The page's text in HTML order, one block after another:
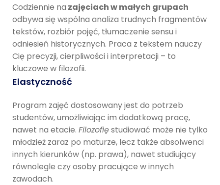
Codziennie na zajęciach w małych grupach
odbywa się wspólna analiza trudnych fragmentów
tekstów, rozbiór pojęć, tłumaczenie sensu i
odniesień historycznych. Praca z tekstem nauczy
Cię precyzji, cierpliwości i interpretacji – to
kluczowe w filozofii.
Elastyczność
Program zajęć dostosowany jest do potrzeb
studentów, umożliwiając im dodatkową pracę,
nawet na etacie. Filozofięstudiować może nie tylko
młodzież zaraz po maturze, lecz także absolwenci
innych kierunków (np. prawa), nawet studiujący
równolegle czy osoby pracujące w innych
zawodach.